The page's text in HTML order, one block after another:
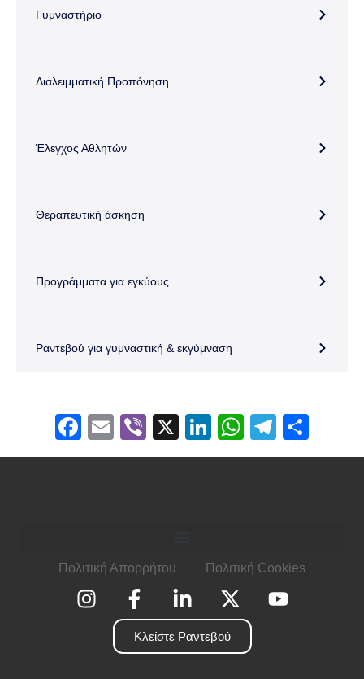
Γυμναστήριο
Διαλειμματική Προπόνηση
Έλεγχος Αθλητών
Θεραπευτική άσκηση
Προγράμματα για εγκύους
Ραντεβού για γυμναστική & εκγύμναση
Facebook
EmailViber
X LinkedIn
WhatsApp
Πολιτική Απορρήτου Πολιτική Cookies
Κλείστε Ραντεβού